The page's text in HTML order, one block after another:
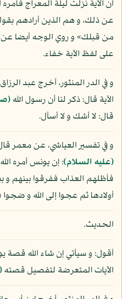
أن الآية نزلت ليلة المعراج فأمره
عن ذلك، و هم الذين أرادهم
من قبلك» و روي الوجه أيضا عن
على لفظ الآية خفاء.
و في الدر المنثور، أخرج عبد
الآية قال: ذكر لنا أن رسول الله
قال: لا أشك و لا أسأل.
و في تفسير العياشي، عن معمر
(عليه السلام): إن يونس أمره
فأظلهم العذاب ففرقوا بينهم و
أولادها ثم عجوا إلى الله و
الحديث.
أقول: و سيأتي إن شاء الله
الآيات المتعرضة لتفصيل قصته